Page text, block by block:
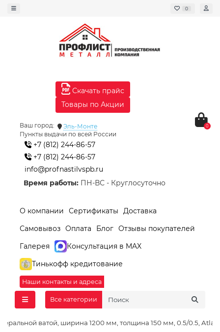
0
Скачать прайс
Товары по Акции
Ваш город:
Эль-Монте
Пункты выдачи по всей России
+7 (812) 244-86-57
+7 (812) 244-86-57
info@profnastilvspb.ru
Время работы: ПН-ВС - Круглосуточно
0
О компании Сертификаты
Доставка
Самовывоз Оплата Блог Отзывы покупателей
Галерея
Консультация в MAX
Тинькофф кредитование
Наши контакты и адреса
Все категории
ватой, ширина 1200 мм, толщина 150 мм, 0.5/0.5, Atlas